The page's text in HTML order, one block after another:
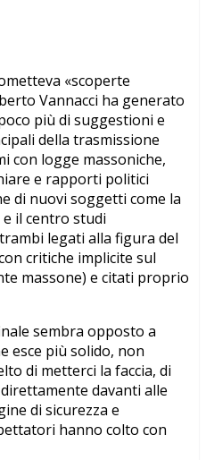
«scoperte
Vannacci ha generato
più di suggestioni e
della trasmissione
con logge massoniche,
e rapporti politici
di nuovi soggetti come la
e il centro studi
legati alla figura del
critiche implicite sul
massone) e citati proprio
sembra opposto a
esce più solido, non
di metterci la faccia, di
davanti alle
di sicurezza e
hanno colto con